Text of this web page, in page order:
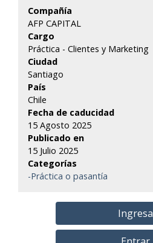
Compañía
AFP CAPITAL
Cargo
Práctica - Clientes y Marketing
Ciudad
Santiago
País
Chile
Fecha de caducidad
15 Agosto 2025
Publicado en
15 Julio 2025
Categorías
-Práctica o pasantía
Ingresa